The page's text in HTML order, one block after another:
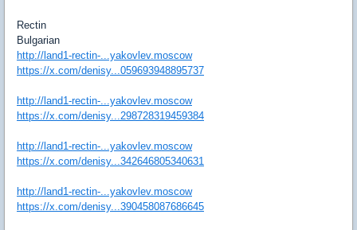
Rectin
Bulgarian
http://land1-rectin-...yakovlev.moscow
https://x.com/denisy...059693948895737
http://land1-rectin-...yakovlev.moscow
https://x.com/denisy...298728319459384
http://land1-rectin-...yakovlev.moscow
https://x.com/denisy...342646805340631
http://land1-rectin-...yakovlev.moscow
https://x.com/denisy...390458087686645